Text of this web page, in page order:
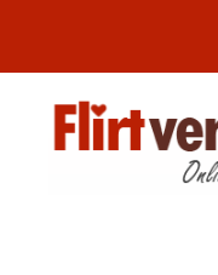
springen